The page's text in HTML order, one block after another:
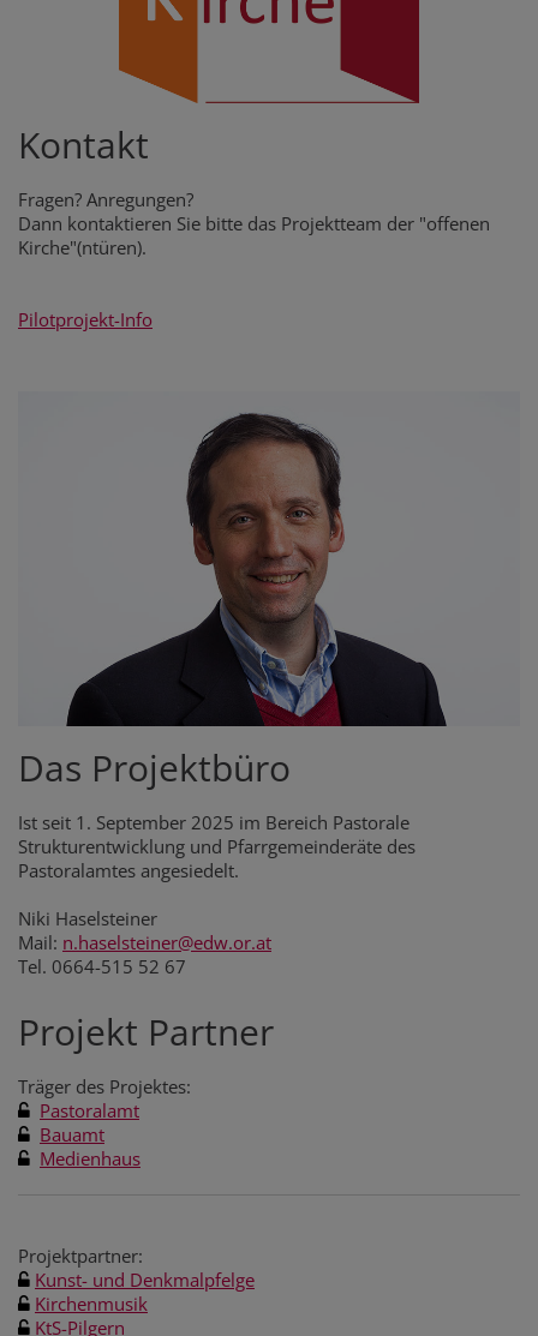
Kontakt
Fragen? Anregungen?
Dann kontaktieren Sie bitte das Projektteam der "offenen
Kirche"(ntüren).
Pilotprojekt-Info
Das Projektbüro
Ist seit 1. September 2025 im Bereich Pastorale
Strukturentwicklung und Pfarrgemeinderäte des
Pastoralamtes angesiedelt.
Niki Haselsteiner
Mail: n.haselsteiner@edw.or.at
Tel. 0664-515 52 67
Projekt Partner
Träger des Projektes:
Pastoralamt
Bauamt
Medienhaus
Projektpartner:
Kunst- und Denkmalpfelge
Kirchenmusik
KtS-Pilgern